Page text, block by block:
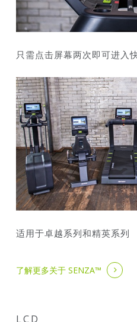
只需点击屏幕两次即可进入
适用于卓越系列和精英系列
了解更多关于 SENZA™
LCD